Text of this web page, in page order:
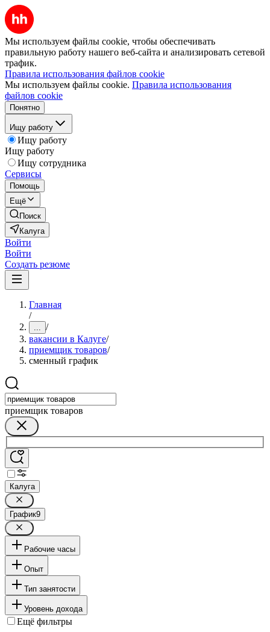
Мы используем файлы cookie, чтобы обеспечивать
правильную работу нашего веб-сайта и анализировать сетевой
трафик.
Правила использования файлов cookie
Мы используем файлы cookie. Правила использования
файлов cookie
Понятно
Ищу работу
Ищу работу
Ищу работу
Ищу сотрудника
Сервисы
Помощь
Ещё
Поиск
Калуга
Войти
Войти
Создать резюме
Главная
/
... /
вакансии в Калуге/
приемщик товаров/
сменный график
приемщик товаров
Калуга
График9
Рабочие часы
Опыт
Тип занятости
Уровень дохода
Ещё фильтры